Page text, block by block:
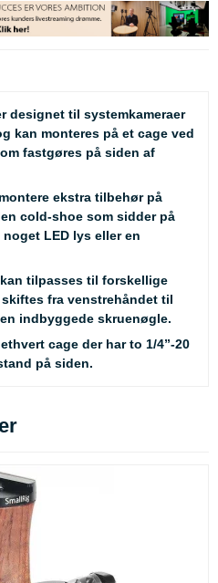
designet til systemkameraer
kan monteres på et cage ved
fastgøres på siden af
ekstra tilbehør på
cold-shoe som sidder på
LED lys eller en
tilpasses til forskellige
fra venstrehåndet til
indbyggede skruenøgle.
cage der har to 1/4”-20
på siden.